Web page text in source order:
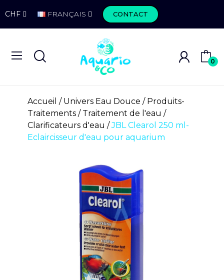
CHF FRANÇAIS CONTACT
0
Accueil Univers Eau Douce
Produits-
Traitements
Traitement de l'eau
Clarificateurs d'eau
JBL Clearol 250 ml-
Eclaircisseur d'eau pour aquarium